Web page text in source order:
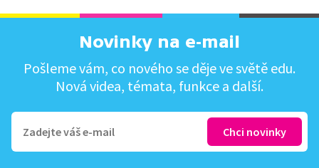
Novinky na e-mail
Pošleme vám, co nového se děje ve světě edu.
Nová videa, témata, funkce a další.